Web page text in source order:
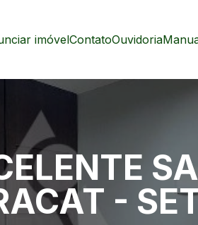
imóvelContatoOuvidoria
-